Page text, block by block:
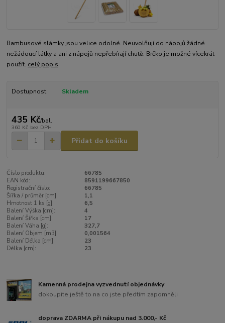
Bambusové slámky jsou velice odolné. Neuvolňují do nápojů žádné
nežádoucí látky a ani z nápojů nepřebírají chutě. Brčko je možné vícekrát
použít. celý popis
Dostupnost Skladem
435 Kč/bal.
360 Kč bez DPH
Přidat do košíku
Číslo produktu:
66785
EAN kód:
8591199667850
Registrační číslo:
66785
Šířka / průměr [cm]:
1,1
Hmotnost 1 ks [g]:
6,5
Balení Výška [cm]:
4
Balení Šířka [cm]:
17
Balení Váha [g]:
327,7
Balení Objem [m3]:
0,001564
Balení Délka [cm]:
23
Délka [cm]:
23
Kamenná prodejna vyzvednutí objednávky
dokoupíte ještě to na co jste předtím zapomněli
doprava ZDARMA při nákupu nad 3.000,- Kč